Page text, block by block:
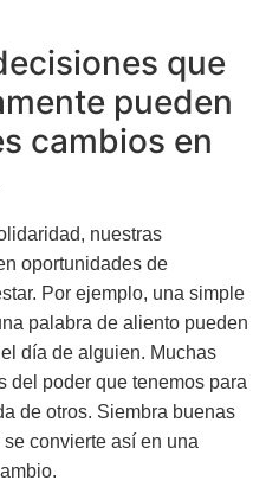
que
pueden
cambios en
nuestras
oportunidades de
Por ejemplo, una simple
palabra de aliento pueden
día de alguien. Muchas
del poder que tenemos para
de otros. Siembra buenas
convierte así en una